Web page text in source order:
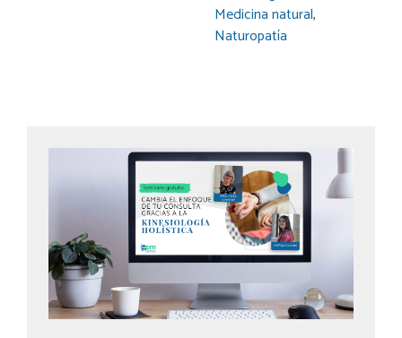
Medicina natural,
Naturopatía